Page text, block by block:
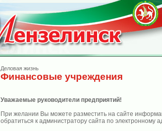
Деловая жизнь
Финансовые учреждения
Уважаемые руководители предприятий!
При желании Вы можете разместить на сайте
обратиться к администратору сайта по электронному